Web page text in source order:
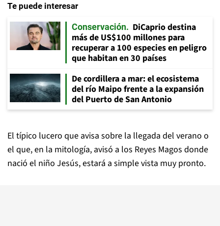
Te puede interesar
Conservación
DiCaprio destina
más de US$100 millones para
recuperar a 100 especies en peligro
que habitan en 30 países
De cordillera a mar: el ecosistema
del río Maipo frente a la expansión
del Puerto de San Antonio
El típico lucero que avisa sobre la llegada del verano o
el que, en la mitología, avisó a los Reyes Magos donde
nació el niño Jesús, estará a simple vista muy pronto.